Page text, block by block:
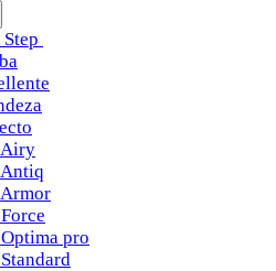
Airy
pro